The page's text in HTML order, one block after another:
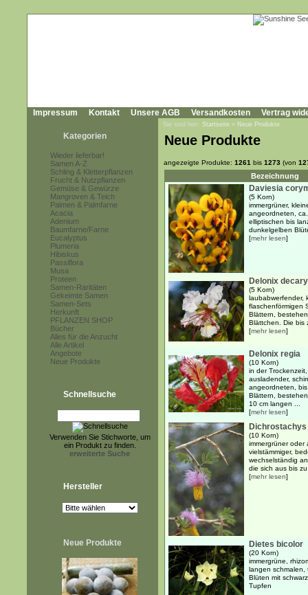
Impressum Kontakt Unsere AGB Versandkosten Vertrag
Kategorien
Wieder lieferbar!
Samen A-Z
Schling & Kletterpflanzen
Frucht & Nutzpflanzen
Gemüse & Gewürze
Mangroven & Teich
Palmen & Palmfarne
Acacia
Adenium
Baumfarne/Farne
Eucalyptus
Plumeria
Hibiskus
Passiflora
Musa
Proteen
Samen-Raritäten
Gekeimte Samen
Samen-Sets
Herkunft
PFLANZEN SHOP
Bücher
Alles für die Anzucht
Alle Artikel
Angebote
Neue Produkte
Schnellsuche
Verwenden Sie Stichworte, um
ein Produkt zu finden.
erweiterte Suche
Hersteller
Neue Produkte
Sie sind hier: Startseite » Neue Produkte
Neue Produkte
angezeigte Produkte: 1261 bis 1273 (von
Bezeichnung
Daviesia
(5 Korn)
immergrüner,
angeordneten,
elliptischen bis
dunkelgelben
[mehr lesen]
Delonix
(5 Korn)
laubabwerfender,
flaschenförmigen
Blättern,
Blättchen. Die bis
[mehr lesen]
Delonix regia
(10 Korn)
in der
ausladender,
angeordneten,
Blättern,
10 cm langen ...
[mehr lesen]
(10 Korn)
immergrüner oder
vielstämmiger,
wechselständig
die sich aus bis
[mehr lesen]
Dietes bicolor
(20 Korn)
immergrüne,
langen
Blüten mit
Tupfen